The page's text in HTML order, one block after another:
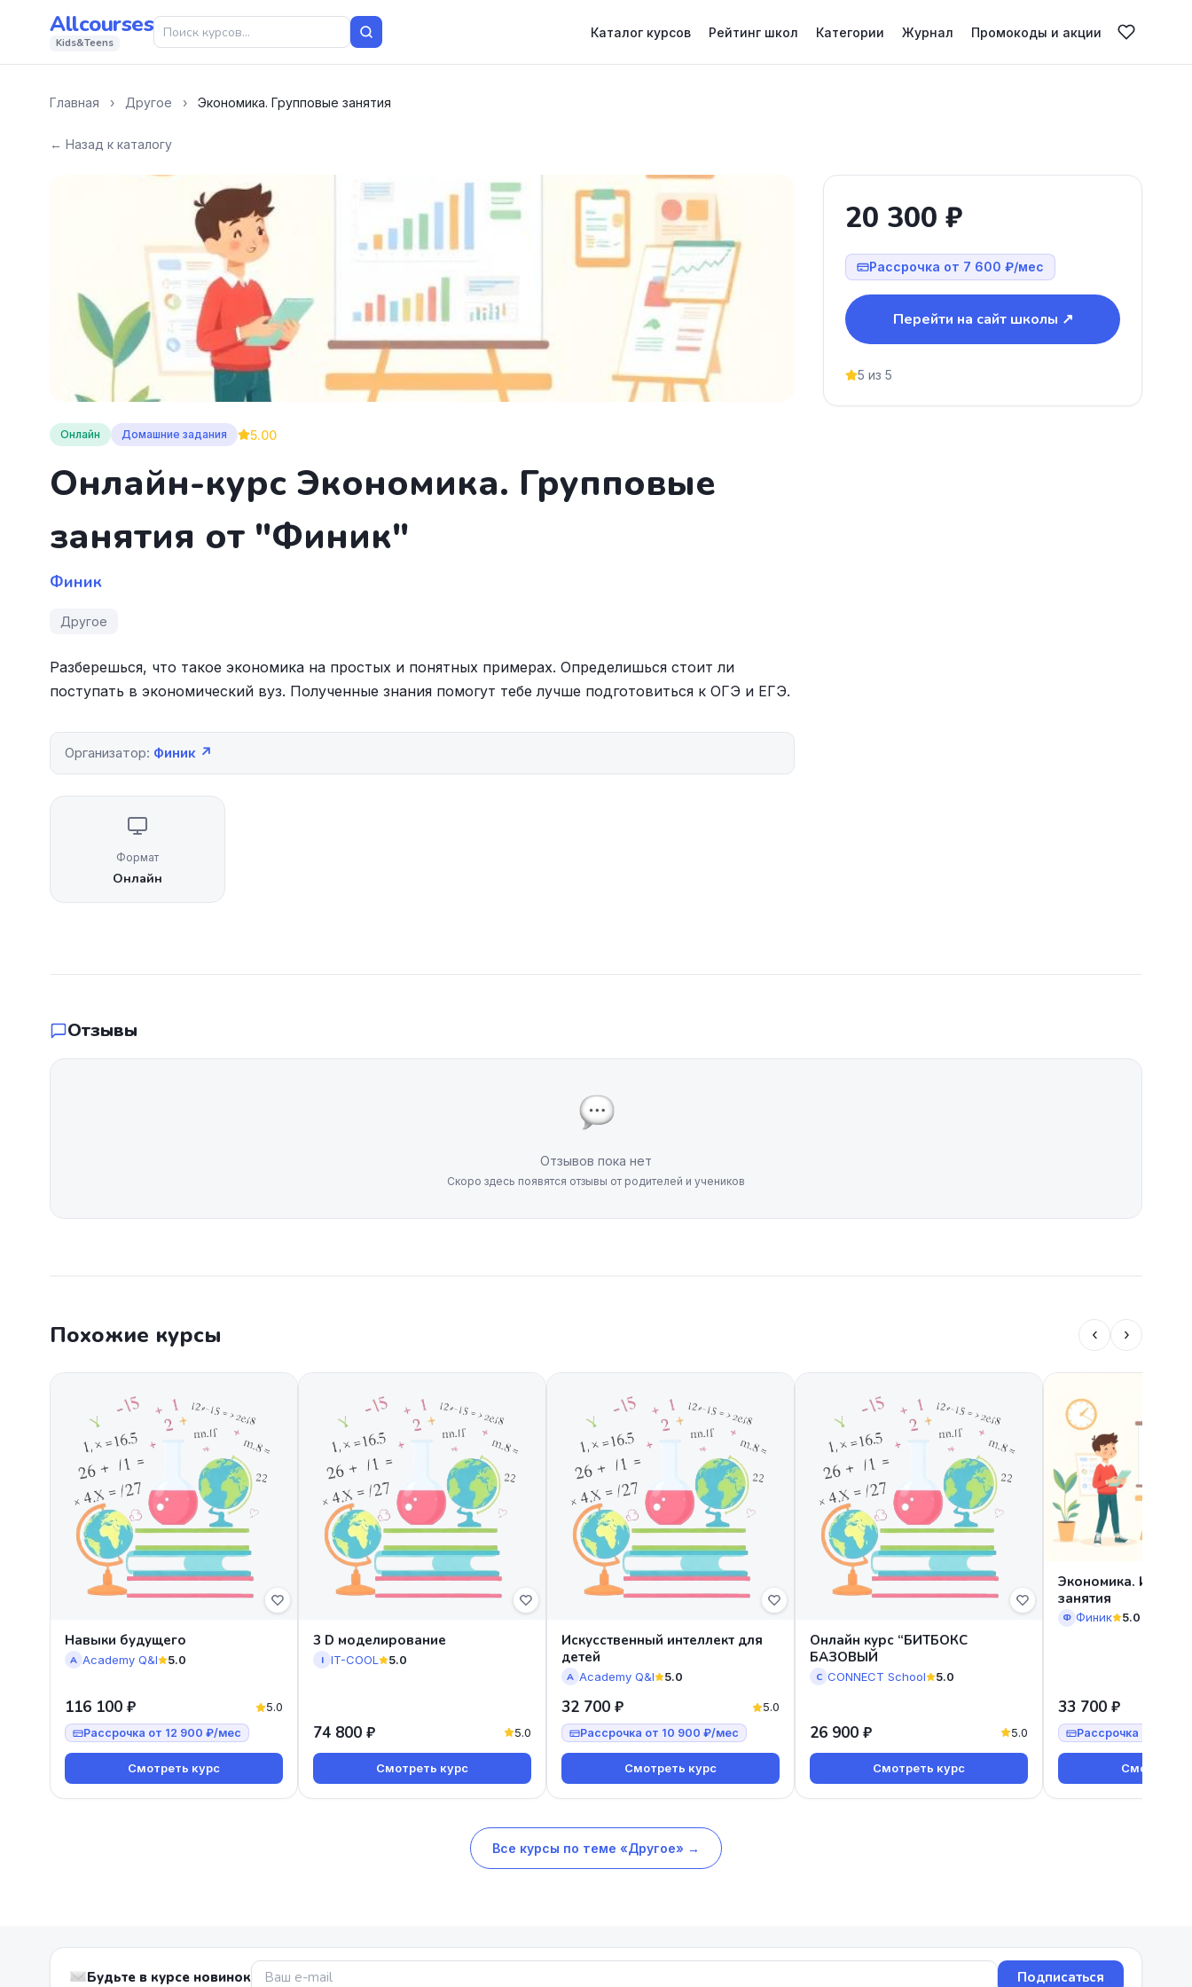
Allcourses
Kids&Teens
Каталог курсов Рейтинг школ Категории Журнал Промокоды и акции
Главная › Другое › Экономика. Групповые занятия
← Назад к каталогу
Онлайн Домашние задания 5.00
Онлайн-курс Экономика. Групповые
занятия от "Финик"
Финик
Другое
Разберешься, что такое экономика на простых и понятных примерах. Определишься стоит ли
поступать в экономический вуз. Полученные знания помогут тебе лучше подготовиться к ОГЭ и ЕГЭ.
Организатор: Финик ↗
Формат
Онлайн
20 300 ₽
Рассрочка от 7 600 ₽/мес
Перейти на сайт школы ↗
5 из 5
Отзывы
Отзывов пока нет
Скоро здесь появятся отзывы от родителей и учеников
Похожие курсы ‹ ›
Навыки будущего
A Academy Q&I 5.0
116 100 ₽ 5.0
Рассрочка от 12 900 ₽/мес
Смотреть курс
3 D моделирование
I IT-COOL 5.0
74 800 ₽ 5.0
Смотреть курс
Искусственный интеллект для
детей
A Academy Q&I 5.0
32 700 ₽ 5.0
Рассрочка от 10 900 ₽/мес
Смотреть курс
Онлайн курс “БИТБОКС
БАЗОВЫЙ
C CONNECT School 5.0
26 900 ₽ 5.0
Смотреть курс
Экономика.
занятия
Ф Финик 5.0
33 700 ₽
Рассрочка от 12
Смотреть
Все курсы по теме «Другое» →
Будьте в курсе новинок Подписаться